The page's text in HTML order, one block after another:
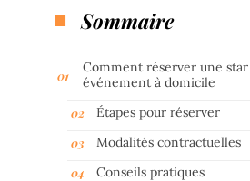
Sommaire
Comment réserver une
événement à domicile
Étapes pour réserver
Modalités contractuelles
Conseils pratiques